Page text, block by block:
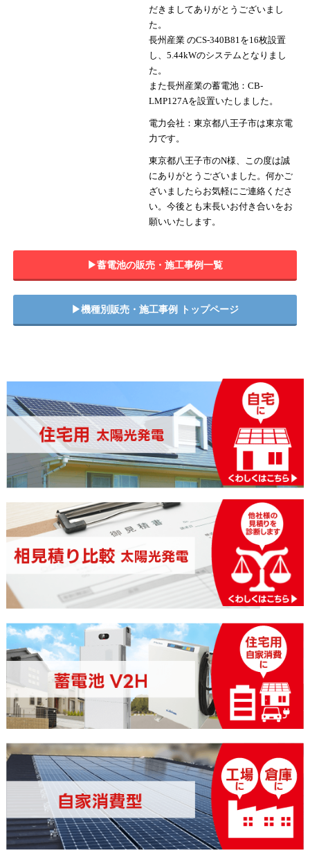
だきましてありがとうございまし
た。
長州産業 のCS-340B81を16枚設置
し、5.44kWのシステムとなりまし
た。
また長州産業の蓄電池：CB-
LMP127Aを設置いたしました。
電力会社：東京都八王子市は東京電
力です。
東京都八王子市のN様、この度は誠
にありがとうございました。何かご
ざいましたらお気軽にご連絡くださ
い。今後とも末長いお付き合いをお
願いいたします。
▶︎蓄電池の販売・施工事例一覧
▶︎機種別販売・施工事例 トップページ